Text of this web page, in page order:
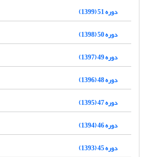
دوره 51 (1399)
دوره 50 (1398)
دوره 49 (1397)
دوره 48 (1396)
دوره 47 (1395)
دوره 46 (1394)
دوره 45 (1393)